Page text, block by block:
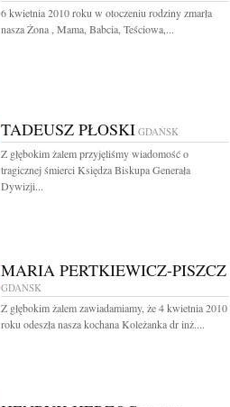
6 kwietnia 2010 roku w otoczeniu rodziny zmarła
nasza Żona , Mama, Babcia, Teściowa,...
TADEUSZ PŁOSKI GDAŃSK
Z głębokim żalem przyjęliśmy wiadomość o
tragicznej śmierci Księdza Biskupa Generała
Dywizji...
MARIA PERTKIEWICZ-PISZCZ
GDAŃSK
Z głębokim żalem zawiadamiamy, że 4 kwietnia 2010
roku odeszła nasza kochana Koleżanka dr inż....